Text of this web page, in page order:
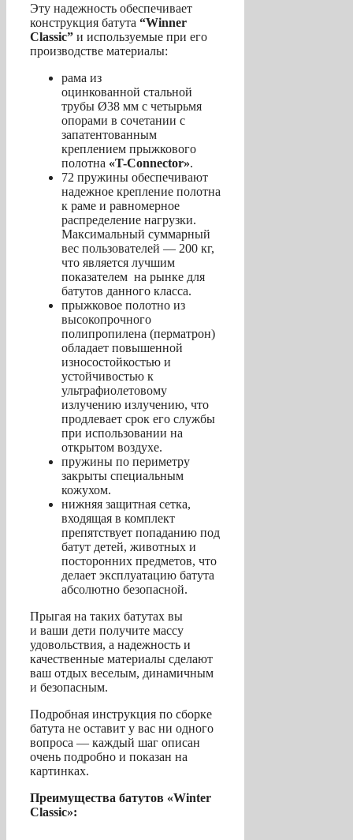
Эту надежность обеспечивает
конструкция батута “Winner
Classic” и используемые при его
производстве материалы:
рама из
оцинкованной стальной
трубы Ø38 мм с четырьмя
опорами в сочетании с
запатентованным
креплением прыжкового
полотна «T-Connector».
72 пружины обеспечивают
надежное крепление полотна
к раме и равномерное
распределение нагрузки.
Максимальный суммарный
вес пользователей — 200 кг,
что является лучшим
показателем на рынке для
батутов данного класса.
прыжковое полотно из
высокопрочного
полипропилена (перматрон)
обладает повышенной
износостойкостью и
устойчивостью к
ультрафиолетовому
излучению излучению, что
продлевает срок его службы
при использовании на
открытом воздухе.
пружины по периметру
закрыты специальным
кожухом.
нижняя защитная сетка,
входящая в комплект
препятствует попаданию под
батут детей, животных и
посторонних предметов, что
делает эксплуатацию батута
абсолютно безопасной.
Прыгая на таких батутах вы
и ваши дети получите массу
удовольствия, а надежность и
качественные материалы сделают
ваш отдых веселым, динамичным
и безопасным.
Подробная инструкция по сборке
батута не оставит у вас ни одного
вопроса — каждый шаг описан
очень подробно и показан на
картинках.
Преимущества батутов «Winter
Classic»: